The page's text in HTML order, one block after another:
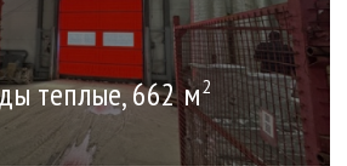
теплые, 662 м2